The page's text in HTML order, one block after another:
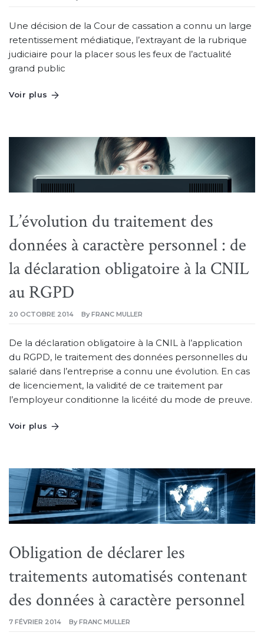
Une décision de la Cour de cassation a connu un large
retentissement médiatique, l’extrayant de la rubrique
judiciaire pour la placer sous les feux de l’actualité
grand public
Voir plus
L’évolution du traitement des
données à caractère personnel : de
la déclaration obligatoire à la CNIL
au RGPD
20 OCTOBRE 2014 By FRANC MULLER
De la déclaration obligatoire à la CNIL à l’application
du RGPD, le traitement des données personnelles du
salarié dans l’entreprise a connu une évolution. En cas
de licenciement, la validité de ce traitement par
l’employeur conditionne la licéité du mode de preuve.
Voir plus
Obligation de déclarer les
traitements automatisés contenant
des données à caractère personnel
7 FÉVRIER 2014 By FRANC MULLER